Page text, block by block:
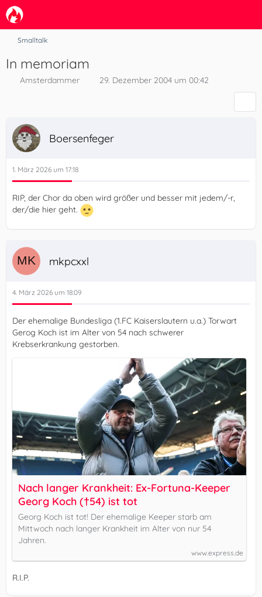
Smalltalk
In memoriam
Amsterdammer 29. Dezember 2004 um 00:42
Boersenfeger
1. März 2026 um 17:18
RIP, der Chor da oben wird größer und besser mit jedem/-r,
der/die hier geht.
mkpcxxl
4. März 2026 um 18:09
Der ehemalige Bundesliga (1.FC Kaiserslautern u.a.) Torwart
Gerog Koch ist im Alter von 54 nach schwerer
Krebserkrankung gestorben.
Nach langer Krankheit: Ex-Fortuna-Keeper
Georg Koch (†54) ist tot
Georg Koch ist tot! Der ehemalige Keeper starb am
Mittwoch nach langer Krankheit im Alter von nur 54
Jahren.
www.express.de
R.I.P.